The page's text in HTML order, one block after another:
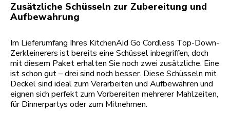
Zusätzliche Schüsseln zur Zubereitung und
Aufbewahrung
Im Lieferumfang Ihres KitchenAid Go Cordless Top-Down-
Zerkleinerers ist bereits eine Schüssel inbegriffen, doch
mit diesem Paket erhalten Sie noch zwei zusätzliche. Eine
ist schon gut – drei sind noch besser. Diese Schüsseln mit
Deckel sind ideal zum Verarbeiten und Aufbewahren und
eignen sich perfekt zum Vorbereiten mehrerer Mahlzeiten,
für Dinnerpartys oder zum Mitnehmen.